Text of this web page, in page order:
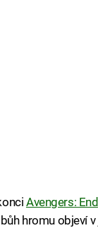
Avengers:
hromu objeví